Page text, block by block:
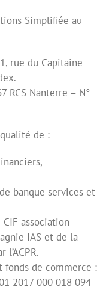
Simplifiée au
rue du Capitaine
RCS Nanterre – N°
de :
banque services et
association
IAS et de la
l’ACPR.
fonds de commerce :
2017 000 018 094